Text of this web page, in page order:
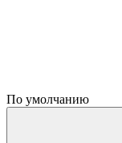
По умолчанию